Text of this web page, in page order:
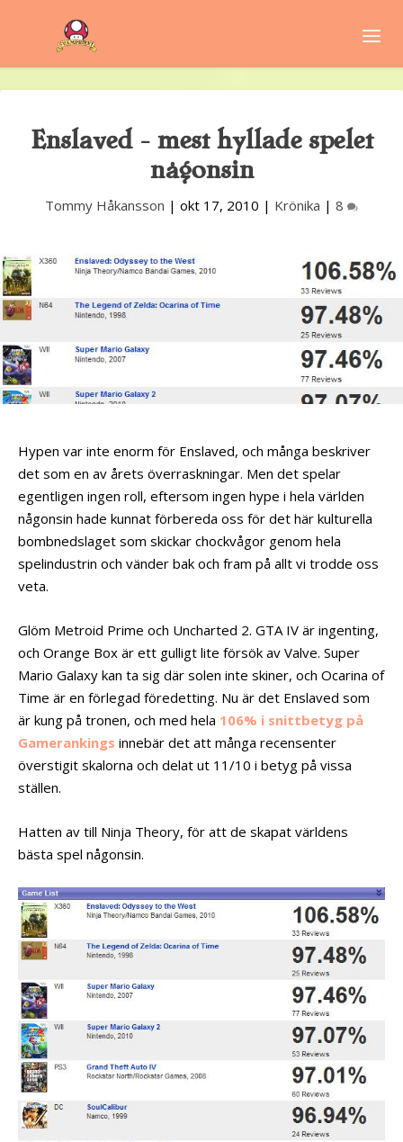
Enslaved — mest hyllade spelet
någonsin
Tommy Håkansson | okt 17, 2010 | Krönika | 8
Hypen var inte enorm för Enslaved, och många beskriver
det som en av årets överraskningar. Men det spelar
egentligen ingen roll, eftersom ingen hype i hela världen
någonsin hade kunnat förbereda oss för det här kulturella
bombnedslaget som skickar chockvågor genom hela
spelindustrin och vänder bak och fram på allt vi trodde oss
veta.
Glöm Metroid Prime och Uncharted 2. GTA IV är ingenting,
och Orange Box är ett gulligt lite försök av Valve. Super
Mario Galaxy kan ta sig där solen inte skiner, och Ocarina of
Time är en förlegad föredetting. Nu är det Enslaved som
är kung på tronen, och med hela 106% i snittbetyg på
Gamerankings innebär det att många recensenter
överstigit skalorna och delat ut 11/10 i betyg på vissa
ställen.
Hatten av till Ninja Theory, för att de skapat världens
bästa spel någonsin.